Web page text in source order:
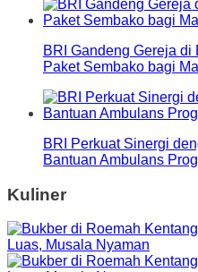
BRI Gandeng Gereja
Paket Sembako bagi
BRI Perkuat Sinergi
Bantuan Ambulans
Kuliner